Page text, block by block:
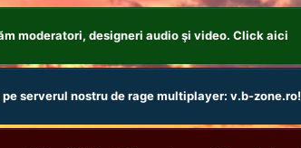
moderatori, designeri audio şi video. Click aici
serverul nostru de rage multiplayer: v.b-zone.ro!